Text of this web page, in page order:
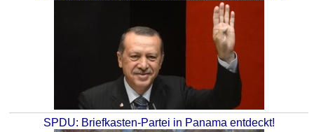
SPDU: Briefkasten-Partei in Panama entdeckt!